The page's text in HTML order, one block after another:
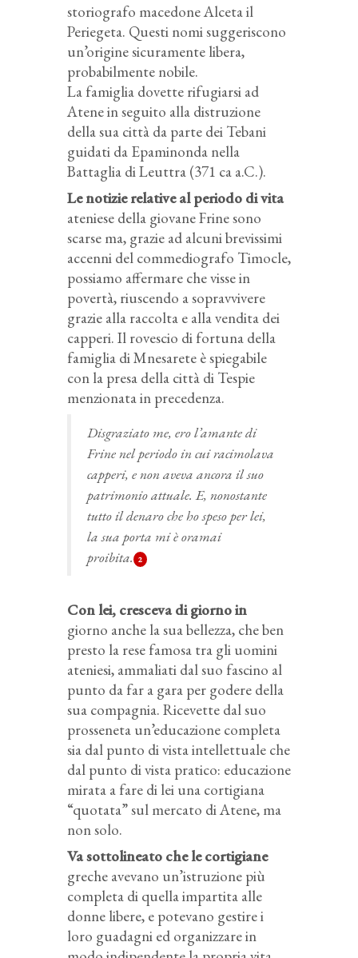
storiografo macedone Alceta il
Periegeta. Questi nomi suggeriscono
un’origine sicuramente libera,
probabilmente nobile.
La famiglia dovette rifugiarsi ad
Atene in seguito alla distruzione
della sua città da parte dei Tebani
guidati da Epaminonda nella
Battaglia di Leuttra (371 ca a.C.).
Le notizie relative al periodo di vita
ateniese della giovane Frine sono
scarse ma, grazie ad alcuni brevissimi
accenni del commediografo Timocle,
possiamo affermare che visse in
povertà, riuscendo a sopravvivere
grazie alla raccolta e alla vendita dei
capperi. Il rovescio di fortuna della
famiglia di Mnesarete è spiegabile
con la presa della città di Tespie
menzionata in precedenza.
Disgraziato me, ero l’amante di
Frine nel periodo in cui racimolava
capperi, e non aveva ancora il suo
patrimonio attuale. E, nonostante
tutto il denaro che ho speso per lei,
la sua porta mi è oramai
proibita.
2
Con lei, cresceva di giorno in
giorno anche la sua bellezza, che ben
presto la rese famosa tra gli uomini
ateniesi, ammaliati dal suo fascino al
punto da far a gara per godere della
sua compagnia. Ricevette dal suo
prosseneta un’educazione completa
sia dal punto di vista intellettuale che
dal punto di vista pratico: educazione
mirata a fare di lei una cortigiana
“quotata” sul mercato di Atene, ma
non solo.
Va sottolineato che le cortigiane
greche avevano un’istruzione più
completa di quella impartita alle
donne libere, e potevano gestire i
loro guadagni ed organizzare in